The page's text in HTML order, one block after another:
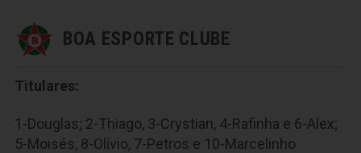
BOA ESPORTE CLUBE
Titulares:
1-Douglas; 2-Thiago, 3-Crystian, 4-Rafinha e 6-Alex;
5-Moisés, 8-Olívio, 7-Petros e 10-Marcelinho